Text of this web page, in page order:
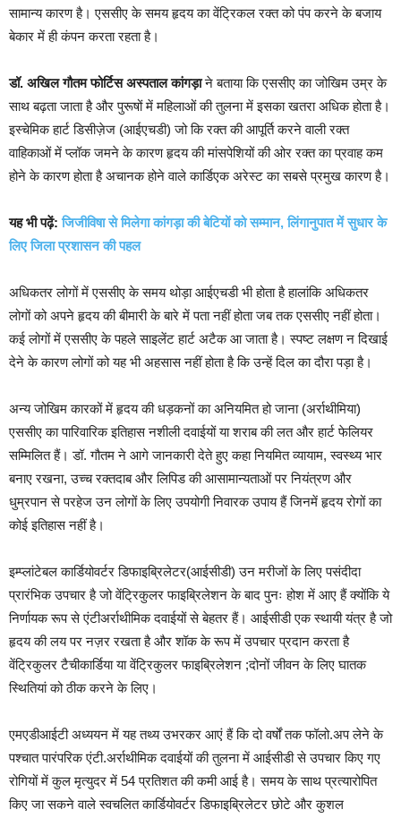
सामान्य कारण है। एससीए के समय हृदय का वेंट्रिकल रक्त को पंप करने के बजाय
बेकार में ही कंपन करता रहता है।
डॉ. अखिल गौतम फोर्टिस अस्पताल कांगड़ाने बताया कि एससीए का जोखिम उम्र के
साथ बढ़ता जाता है और पुरूषों में महिलाओं की तुलना में इसका खतरा अधिक होता है।
इस्चेमिक हार्ट डिसीज़ेज (आईएचडी) जो कि रक्त की आपूर्ति करने वाली रक्त
वाहिकाओं में प्लॉक जमने के कारण हृदय की मांसपेशियों की ओर रक्त का प्रवाह कम
होने के कारण होता है अचानक होने वाले कार्डिएक अरेस्ट का सबसे प्रमुख कारण है।
यह भी पढ़ें:जिजीविषा से मिलेगा कांगड़ा की बेटियों को सम्मान, लिंगानुपात में सुधार के
लिए जिला प्रशासन की पहल
अधिकतर लोगों में एससीए के समय थोड़ा आईएचडी भी होता है हालांकि अधिकतर
लोगों को अपने हृदय की बीमारी के बारे में पता नहीं होता जब तक एससीए नहीं होता।
कई लोगों में एससीए के पहले साइलेंट हार्ट अटैक आ जाता है। स्पष्ट लक्षण न दिखाई
देने के कारण लोगों को यह भी अहसास नहीं होता है कि उन्हें दिल का दौरा पड़ा है।
अन्य जोखिम कारकों में हृदय की धड़कनों का अनियमित हो जाना (अर्राथीमिया)
एससीए का पारिवारिक इतिहास नशीली दवाईयों या शराब की लत और हार्ट फेलियर
सम्मिलित हैं। डॉ. गौतम ने आगे जानकारी देते हुए कहा नियमित व्यायाम, स्वस्थ्य भार
बनाए रखना, उच्च रक्तदाब और लिपिड की आसामान्यताओं पर नियंत्रण और
धुम्रपान से परहेज उन लोगों के लिए उपयोगी निवारक उपाय हैं जिनमें हृदय रोगों का
कोई इतिहास नहीं है।
इम्प्लांटेबल कार्डियोवर्टर डिफाइब्रिलेटर(आईसीडी) उन मरीजों के लिए पसंदीदा
प्रारंभिक उपचार है जो वेंट्रिकुलर फाइब्रिलेशन के बाद पुनः होश में आए हैं क्योंकि ये
निर्णायक रूप से एंटीअर्राथीमिक दवाईयों से बेहतर हैं। आईसीडी एक स्थायी यंत्र है जो
हृदय की लय पर नज़र रखता है और शॉक के रूप में उपचार प्रदान करता है
वेंट्रिकुलर टैचीकार्डिया या वेंट्रिकुलर फाइब्रिलेशन ;दोनों जीवन के लिए घातक
स्थितियां को ठीक करने के लिए।
एमएडीआईटी अध्ययन में यह तथ्य उभरकर आएं हैं कि दो वर्षों तक फॉलो.अप लेने के
पश्चात पारंपरिक एंटी.अर्राथीमिक दवाईयों की तुलना में आईसीडी से उपचार किए गए
रोगियों में कुल मृत्युदर में 54 प्रतिशत की कमी आई है। समय के साथ प्रत्यारोपित
किए जा सकने वाले स्वचलित कार्डियोवर्टर डिफाइब्रिलेटर छोटे और कुशल